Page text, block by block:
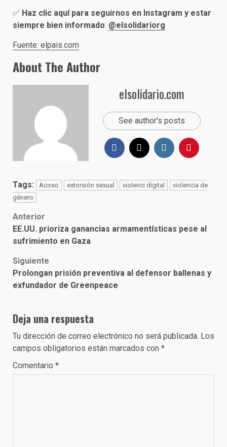
✅ Haz clic aquí para seguirnos en Instagram y estar
siempre bien informado: @elsolidariorg
Fuente: elpais.com
About The Author
elsolidario.com
See author's posts
Tags: Acoso extorsión sexual violenci digital
violencia de
género
Post
navigation
Anterior
EE.UU. prioriza ganancias armamentísticas pese al
sufrimiento en Gaza
Siguiente
Prolongan prisión preventiva al defensor ballenas y
exfundador de Greenpeace
Deja una respuesta
Tu dirección de correo electrónico no será publicada. Los
campos obligatorios están marcados con *
Comentario *